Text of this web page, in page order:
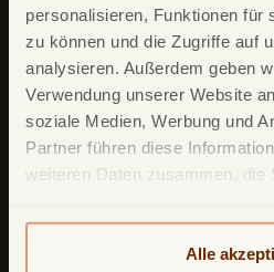
personalisieren, Funktionen für
zu können und die Zugriffe auf
analysieren. Außerdem geben
Verwendung unserer Website
soziale Medien, Werbung und
Partner führen diese
weiteren Daten zusammen, die
gesammelt haben. Weitere
finden Sie in unsererAlle
10832 Berlin
Deutschland
Unsere Produkte